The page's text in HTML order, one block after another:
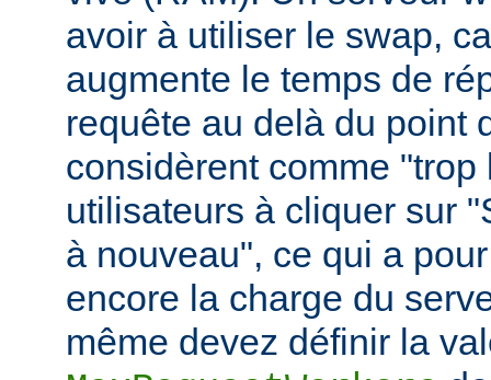
avoir à utiliser le swap,
augmente le temps de
requête au delà du point
considèrent comme
utilisateurs à cliquer sur
à nouveau", ce qui a
encore la charge du
même devez définir la